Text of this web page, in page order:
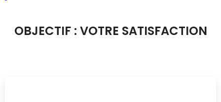
OBJECTIF : VOTRE SATISFACTION